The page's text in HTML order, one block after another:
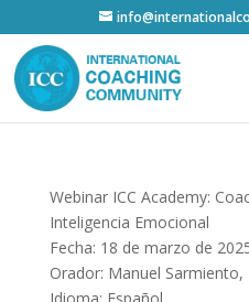
Webinar ICC Academy:
Inteligencia Emocional
Fecha: 18 de marzo de
Orador: Manuel